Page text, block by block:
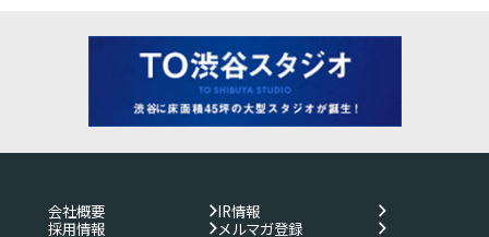
会社概要
IR情報
採用情報
メルマガ登録